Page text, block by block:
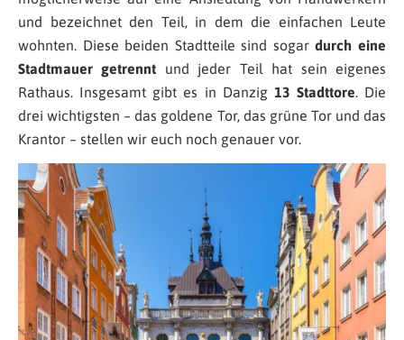
und bezeichnet den Teil, in dem die einfachen Leute
wohnten. Diese beiden Stadtteile sind sogardurch eine
Stadtmauer getrennt und jeder Teil hat sein eigenes
Rathaus. Insgesamt gibt es in Danzig 13 Stadttore. Die
drei wichtigsten – das goldene Tor, das grüne Tor und das
Krantor – stellen wir euch noch genauer vor.